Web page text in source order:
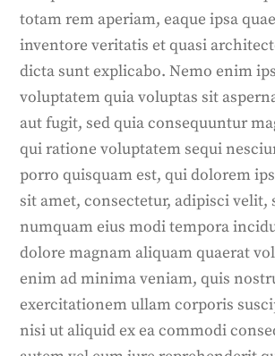
totam rem aperiam, eaque ipsa
inventore veritatis et quasi
dicta sunt explicabo. Nemo enim
voluptatem quia voluptas sit
aut fugit, sed quia consequuntur
qui ratione voluptatem sequi
porro quisquam est, qui dolorem
sit amet, consectetur, adipisci velit,
numquam eius modi tempora
dolore magnam aliquam quaerat
enim ad minima veniam, quis
exercitationem ullam corporis
nisi ut aliquid ex ea commodi